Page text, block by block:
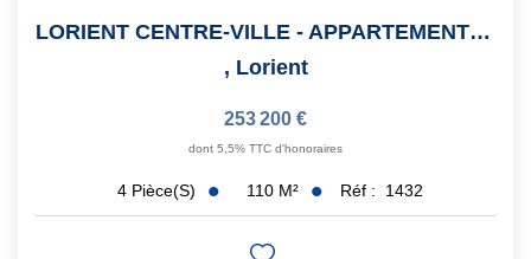
LORIENT CENTRE-VILLE - APPARTEMENT 110 M² - 3 CHAMBRES -...
, Lorient
253 200 €
dont 5,5% TTC d'honoraires
4 Pièce(s) 110 M² Réf : 1432